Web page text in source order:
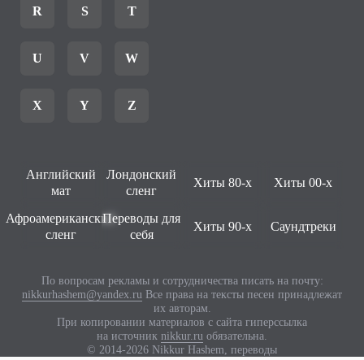
R S T
U V W
X Y Z
Английский
мат
Лондонский
сленг
Хиты 80-х Хиты 00-х
Афроамериканский
сленг
Переводы для
себя
Хиты 90-х Саундтреки
По вопросам рекламы и сотрудничества писать на почту:
nikkurhashem@yandex.ru Все права на тексты песен принадлежат
их авторам.
При копировании материалов с сайта гиперссылка
на источник nikkur.ru обязательна.
© 2014-2026 Nikkur Hashem, переводы